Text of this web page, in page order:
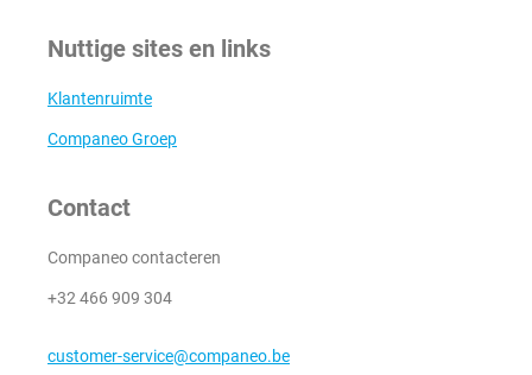
Nuttige sites en links
Klantenruimte
Companeo Groep
Contact
Companeo contacteren
+32 466 909 304
customer-service@companeo.be